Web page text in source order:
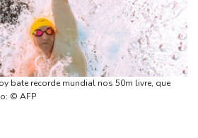
bate recorde mundial nos 50m livre, que
pertencia a César Cielo / foto: © AFP